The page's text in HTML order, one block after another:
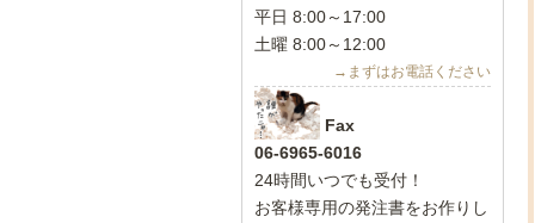
平日 8:00～17:00
土曜 8:00～12:00
→まずはお電話ください
Fax
06-6965-6016
24時間いつでも受付！
お客様専用の発注書をお作りし